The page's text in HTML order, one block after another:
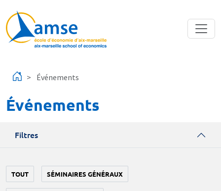
Événements
Événements
Filtres
TOUT SÉMINAIRES GÉNÉRAUX